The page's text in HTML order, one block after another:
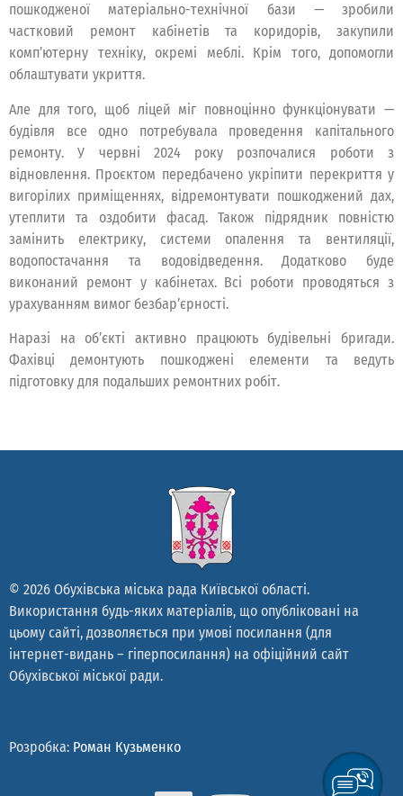
пошкодженої матеріально-технічної бази — зробили
частковий ремонт кабінетів та коридорів, закупили
комп’ютерну техніку, окремі меблі. Крім того, допомогли
облаштувати укриття.
Але для того, щоб ліцей міг повноцінно функціонувати —
будівля все одно потребувала проведення капітального
ремонту. У червні 2024 року розпочалися роботи з
відновлення. Проєктом передбачено укріпити перекриття у
вигорілих приміщеннях, відремонтувати пошкоджений дах,
утеплити та оздобити фасад. Також підрядник повністю
замінить електрику, системи опалення та вентиляції,
водопостачання та водовідведення. Додатково буде
виконаний ремонт у кабінетах. Всі роботи проводяться з
урахуванням вимог безбар’єрності.
Наразі на об’єкті активно працюють будівельні бригади.
Фахівці демонтують пошкоджені елементи та ведуть
підготовку для подальших ремонтних робіт.
© 2026 Обухівська міська рада Київської області.
Використання будь-яких матеріалів, що опубліковані на
цьому сайті, дозволяється при умові посилання (для
інтернет-видань – гіперпосилання) на офіційний сайт
Обухівської міської ради.
Розробка: Роман Кузьменко